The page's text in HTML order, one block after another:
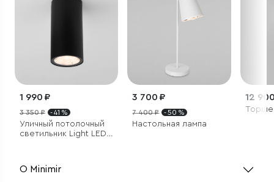
1 990 ₽
3 350 ₽ - 41 %
Уличный потолочный
светильник Light LED
3 700 ₽
7 400 ₽ - 50 %
Настольная лампа
12
О Minimir